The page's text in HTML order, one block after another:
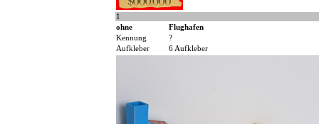
1
ohne
Flughafen
Kennung
?
Aufkleber
6 Aufkleber